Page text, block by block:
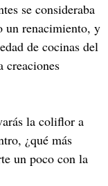
se consideraba
un renacimiento, y
de cocinas del
creaciones
la coliflor a
¿qué más
un poco con la